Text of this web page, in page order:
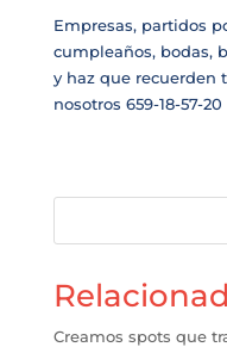
Empresas, partidos
cumpleaños, bodas,
y haz que recuerden
nosotros 659-18-57-20
Creamos spots que